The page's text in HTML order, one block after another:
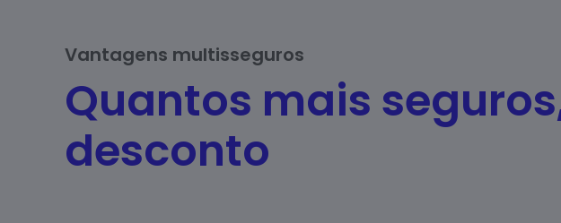
Vantagens multisseguros
Quantos mais
desconto